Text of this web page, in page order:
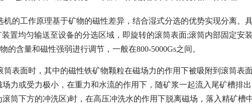
机的工作原理基于矿物的磁性差异，结合湿式分选的优势实现分离。
装置均匀输送至设备的分选区域，即旋转的滚筒表面;滚筒内部固定
的含量和磁性强弱进行调节，一般在800-5000Gs之间。
筒表面时，其中的磁性铁矿物颗粒在磁场力的作用下被吸附到滚筒表
力或受力极小，在重力和水流的作用下，随矿浆一起流入尾矿槽排
筒下方的冲洗区)时，在高压冲洗水的作用下脱离磁场，落入精矿槽